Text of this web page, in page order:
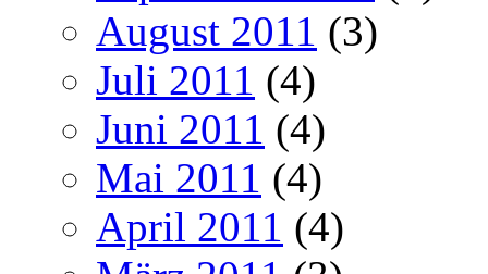
August 2011 (3)
Juli 2011 (4)
Juni 2011 (4)
Mai 2011 (4)
April 2011 (4)